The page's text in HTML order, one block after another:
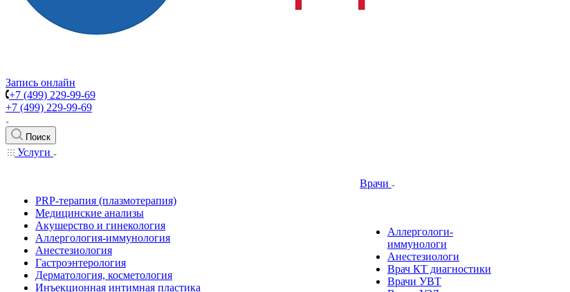
Запись онлайн
+7 (499) 229-99-69
+7 (499) 229-99-69
Поиск
Услуги
PRP-терапия (плазмотерапия)
Медицинские анализы
Акушерство и гинекология
Аллергология-иммунология
Анестезиология
Гастроэнтерология
Дерматология, косметология
Инъекционная интимная пластика
Врачи
Аллергологи-
иммунологи
Анестезиологи
Врач КТ диагностики
Врачи УВТ